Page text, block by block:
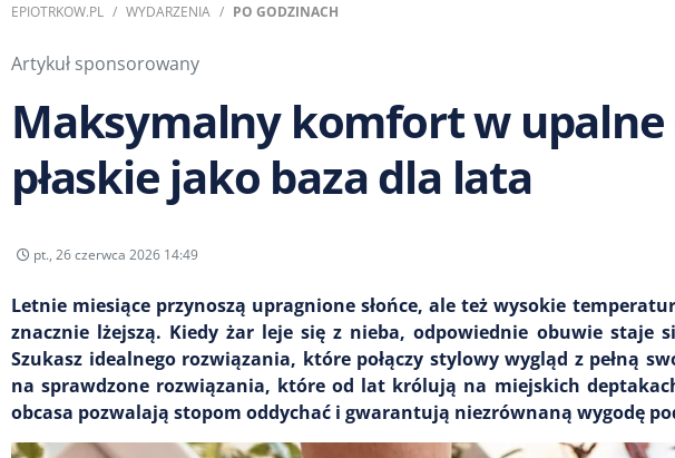
EPIOTRKOW.PL WYDARZENIA PO GODZINACH
Artykuł sponsorowany
Maksymalny komfort w upalne
płaskie jako baza dla lata
pt., 26 czerwca 2026 14:49
Letnie miesiące przynoszą upragnione słońce, ale też wysokie
znacznie lżejszą. Kiedy żar leje się z nieba, odpowiednie obuwie staje
Szukasz idealnego rozwiązania, które połączy stylowy wygląd z pełną
na sprawdzone rozwiązania, które od lat królują na miejskich
obcasa pozwalają stopom oddychać i gwarantują niezrównaną wygodę